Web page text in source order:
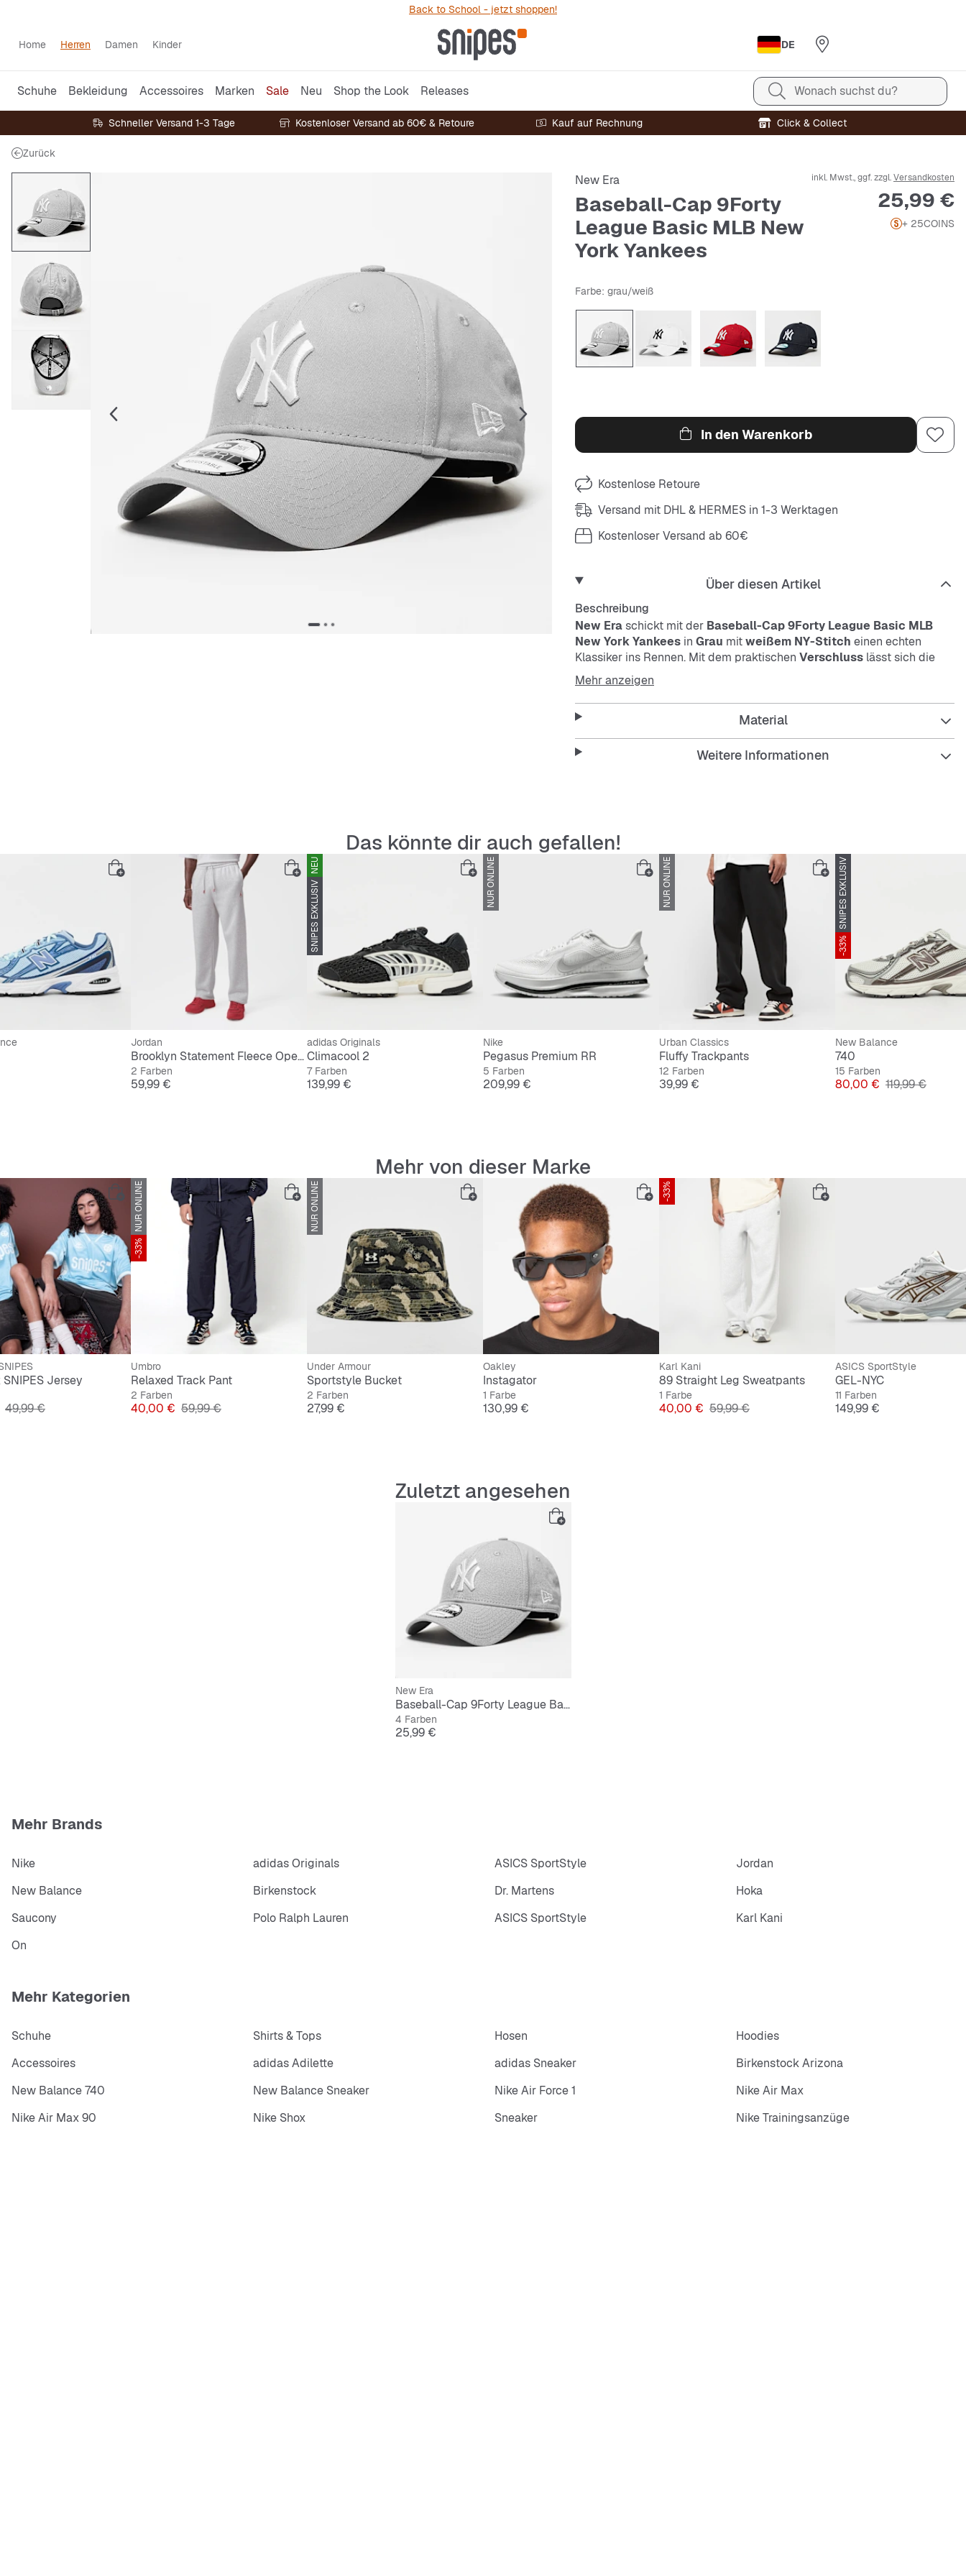
Back to School - jetzt shoppen!
Home Herren Damen Kinder DE
Schuhe Bekleidung Accessoires Marken Sale Neu Shop the Look Releases Wonach suchst du?
Schneller Versand 1-3 Tage Kostenloser Versand ab 60€ & Retoure Kauf auf Rechnung Click & Collect
Zurück
New Era
Baseball-Cap 9Forty
League Basic MLB New
York Yankees
inkl. Mwst., ggf. zzgl.Versandkosten
Preis
25,99 €
+ 25COINS
Farbe: grau/weiß
In den Warenkorb
Kostenlose Retoure
Versand mit DHL & HERMES in 1-3 Werktagen
Kostenloser Versand ab 60€
Über diesen Artikel
Beschreibung
New Eraschickt mit der Baseball-Cap 9Forty League Basic MLB
New York Yankees in Grau mitweißem NY-Stitch einen echten
Klassiker ins Rennen. Mit dem praktischen Verschluss lässt sich die
Cap einwandfrei anpassen. Dieses fabelhafte Teilchen gibt es nur
online, also sei fix!
Features
schöner New Era-Label Stitch seitlich an der Cap
mit feuchtigkeitsabsorbierendem Schweißband
6-Panel-Cap mit gestickten Löchern
Material: 100% Baumwolle
Mehr anzeigen
Material
Weitere Informationen
Das könnte dir auch gefallen!
Jordan
Brooklyn Statement Fleece Open Hem Pant
2 Farben
Preis
59,99 €
NEU
SNIPES EXKLUSIV
adidas Originals
Climacool 2
7 Farben
Preis
139,99 €
NUR ONLINE
Nike
Pegasus Premium RR
5 Farben
Preis
209,99 €
NUR ONLINE
Urban Classics
Fluffy Trackpants
12 Farben
Preis
39,99 €
SNIPES EXKLUSIV
-33%
New Balance
740
15 Farben
Preis
80,00 € Originalpreis
119,99 €
Mehr von dieser Marke
SNIPES Jersey
Originalpreis
49,99 €
NUR ONLINE
-33%
Umbro
Relaxed Track Pant
2 Farben
Preis
40,00 € Originalpreis
59,99 €
NUR ONLINE
Under Armour
Sportstyle Bucket
2 Farben
Preis
27,99 €
Oakley
Instagator
1 Farbe
Preis
130,99 €
-33%
Karl Kani
89 Straight Leg Sweatpants
1 Farbe
Preis
40,00 € Originalpreis
59,99 €
ASICS SportStyle
GEL-NYC
11 Farben
Preis
149,99 €
Zuletzt angesehen
New Era
Baseball-Cap 9Forty League Basic MLB New York Yankees
4 Farben
Preis
25,99 €
Mehr Brands
Nike adidas Originals ASICS SportStyle
Jordan
New Balance
Birkenstock Dr. Martens
Hoka
Saucony
Polo Ralph Lauren ASICS SportStyle
Karl Kani
On
Mehr Kategorien
Schuhe Shirts & Tops Hosen
Hoodies
Accessoires
adidas Adilette adidas Sneaker
Birkenstock Arizona
New Balance 740
New Balance Sneaker Nike Air Force 1
Nike Air Max
Nike Air Max 90
Nike Shox Sneaker Nike Trainingsanzüge